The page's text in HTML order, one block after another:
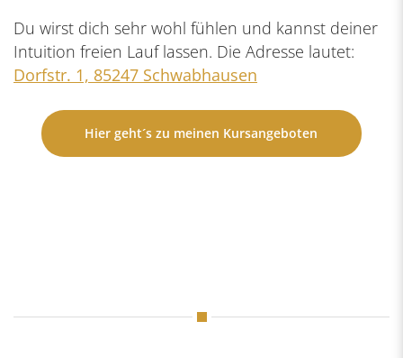
Du wirst dich sehr wohl fühlen und kannst deiner
Intuition freien Lauf lassen. Die Adresse lautet:
Dorfstr. 1, 85247 Schwabhausen
Hier geht´s zu meinen Kursangeboten